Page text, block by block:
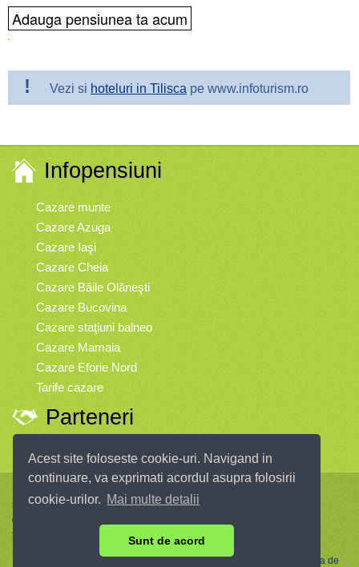
Acest site foloseste cookie-uri. Navigand in
continuare, va exprimati acordul asupra folosirii
cookie-urilor. Mai multe detalii
Sunt de acord
! Vezi si hoteluri in Tilisca pe www.infoturism.ro
Infopensiuni
Cazare munte
Cazare Azuga
Cazare Iaşi
Cazare Cheia
Cazare Băile Olăneşti
Cazare Bucovina
Cazare staţiuni balneo
Cazare Mamaia
Cazare Eforie Nord
Tarife cazare
Parteneri
speciale, rezervări online.
© 2004 - 2026 SC InfoTurism Media SRL.
Toate drepturile rezervate.
Politica de